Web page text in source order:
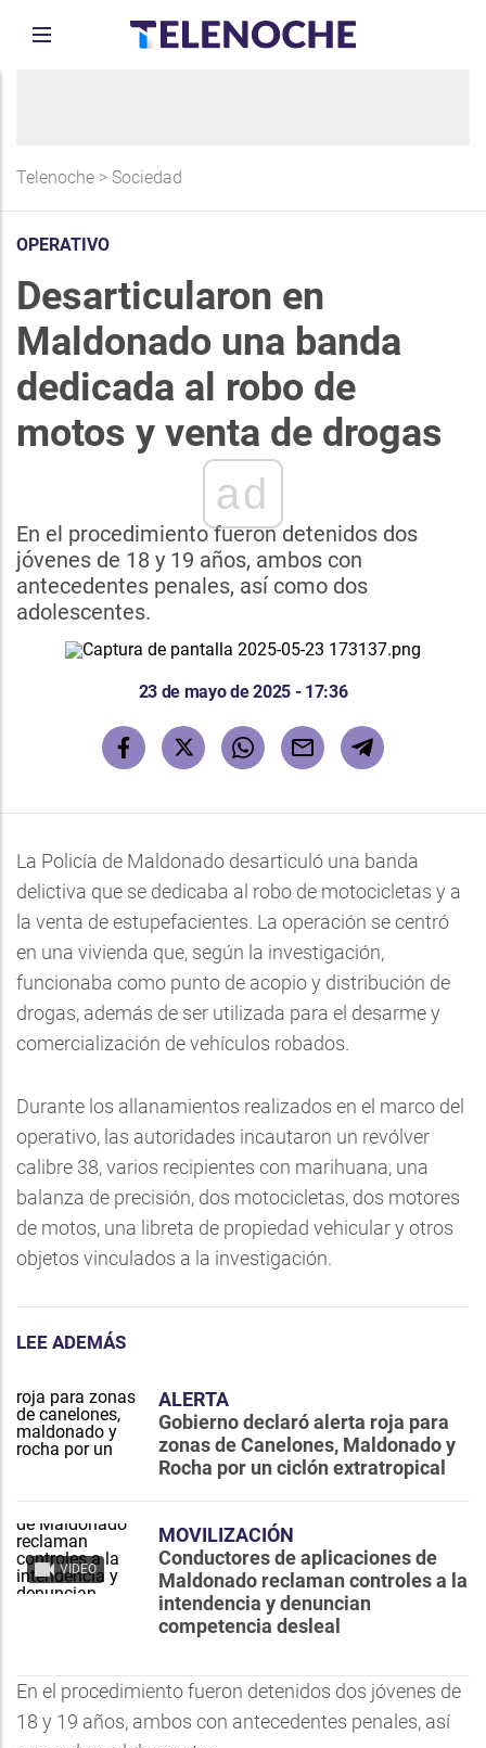
Telenoche > Sociedad
OPERATIVO
Desarticularon en
Maldonado una banda
dedicada al robo de
motos y venta de drogas
ad
En el procedimiento fueron detenidos dos
jóvenes de 18 y 19 años, ambos con
antecedentes penales, así como dos
adolescentes.
23 de mayo de 2025 - 17:36
La Policía de Maldonado desarticuló una banda
delictiva que se dedicaba al robo de motocicletas y a
la venta de estupefacientes. La operación se centró
en una vivienda que, según la investigación,
funcionaba como punto de acopio y distribución de
drogas, además de ser utilizada para el desarme y
comercialización de vehículos robados.
Durante los allanamientos realizados en el marco del
operativo, las autoridades incautaron un revólver
calibre 38, varios recipientes con marihuana, una
balanza de precisión, dos motocicletas, dos motores
de motos, una libreta de propiedad vehicular y otros
objetos vinculados a la investigación.
LEE ADEMÁS
ALERTA
Gobierno declaró alerta roja para
zonas de Canelones, Maldonado y
Rocha por un ciclón extratropical
VIDEO
MOVILIZACIÓN
Conductores de aplicaciones de
Maldonado reclaman controles a la
intendencia y denuncian
competencia desleal
En el procedimiento fueron detenidos dos jóvenes de
18 y 19 años, ambos con antecedentes penales, así